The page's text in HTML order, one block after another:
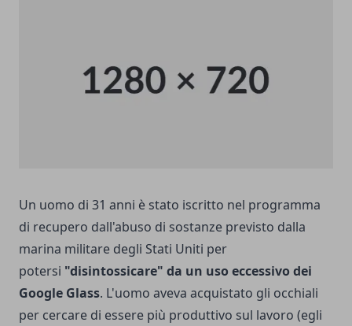
Un uomo di 31 anni è stato iscritto nel programma
di recupero dall'abuso di sostanze previsto dalla
marina militare degli Stati Uniti per
potersi "disintossicare" da un uso eccessivo dei
Google Glass. L'uomo aveva acquistato gli occhiali
per cercare di essere più produttivo sul lavoro (egli